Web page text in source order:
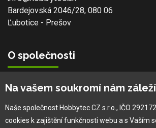
Bardejovská 2046/28, 080 06
Ľubotice - Prešov
O společnosti
Vlastní výroba
Náš tým
O nás
Na vašem soukromí nám záleží
Naše společnost Hobbytec CZ s.r.o., IČO
cookies k zajištění funkčnosti webu a s Vaším